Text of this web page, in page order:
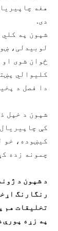
هغه
دی.
شپون په
لوبیدلی،
ځوان شوی
کلیوالي
دا فصل د
شپون د خپل
کې
کیښوده، خو
چمونه زده
د شپون د
رنگارنگ
تخلیقات هم
په زړه پورې